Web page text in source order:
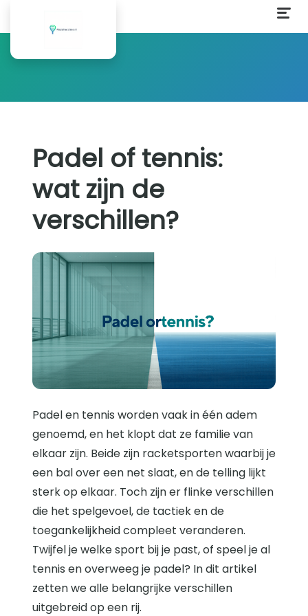
Padel of tennis:
wat zijn de
verschillen?
Padel en tennis worden vaak in één adem
genoemd, en het klopt dat ze familie van
elkaar zijn. Beide zijn racketsporten waarbij je
een bal over een net slaat, en de telling lijkt
sterk op elkaar. Toch zijn er flinke verschillen
die het spelgevoel, de tactiek en de
toegankelijkheid compleet veranderen.
Twijfel je welke sport bij je past, of speel je al
tennis en overweeg je padel? In dit artikel
zetten we alle belangrijke verschillen
uitgebreid op een rij.